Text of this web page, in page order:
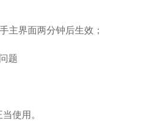
主界面两分钟后生效；
题
使用。